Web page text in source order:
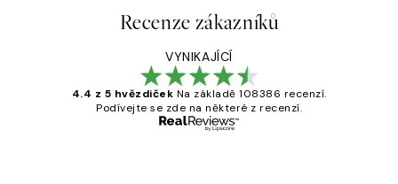
Recenze zákazníků
VYNIKAJÍCÍ
4.4 z 5 hvězdiček Na základě 108386 recenzí.
Podívejte se zde na některé z recenzí.